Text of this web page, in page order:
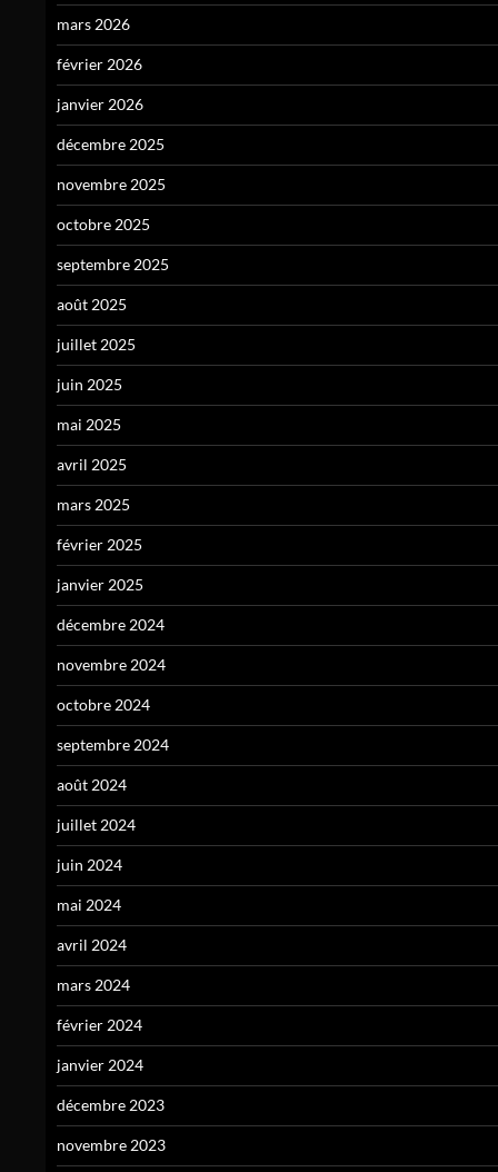
mars 2026
février 2026
janvier 2026
décembre 2025
novembre 2025
octobre 2025
septembre 2025
août 2025
juillet 2025
juin 2025
mai 2025
avril 2025
mars 2025
février 2025
janvier 2025
décembre 2024
novembre 2024
octobre 2024
septembre 2024
août 2024
juillet 2024
juin 2024
mai 2024
avril 2024
mars 2024
février 2024
janvier 2024
décembre 2023
novembre 2023